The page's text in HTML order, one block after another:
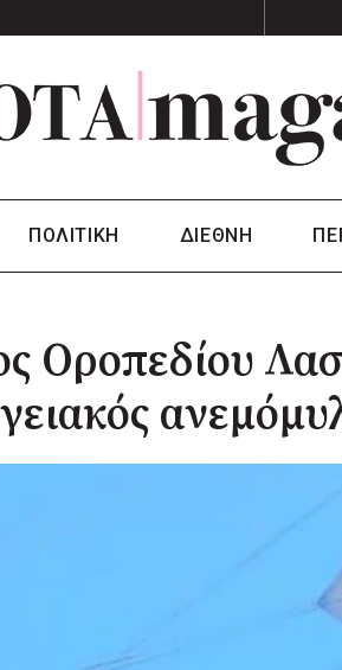
ΠΟΛΙΤΙΚΗ ΔΙΕΘΝΗ
Οροπεδίου